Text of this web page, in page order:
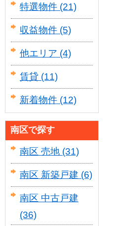
特選物件 (21)
収益物件 (5)
他エリア (4)
賃貸 (11)
新着物件 (12)
南区で探す
南区 売地 (31)
南区 新築戸建 (6)
南区 中古戸建
(36)